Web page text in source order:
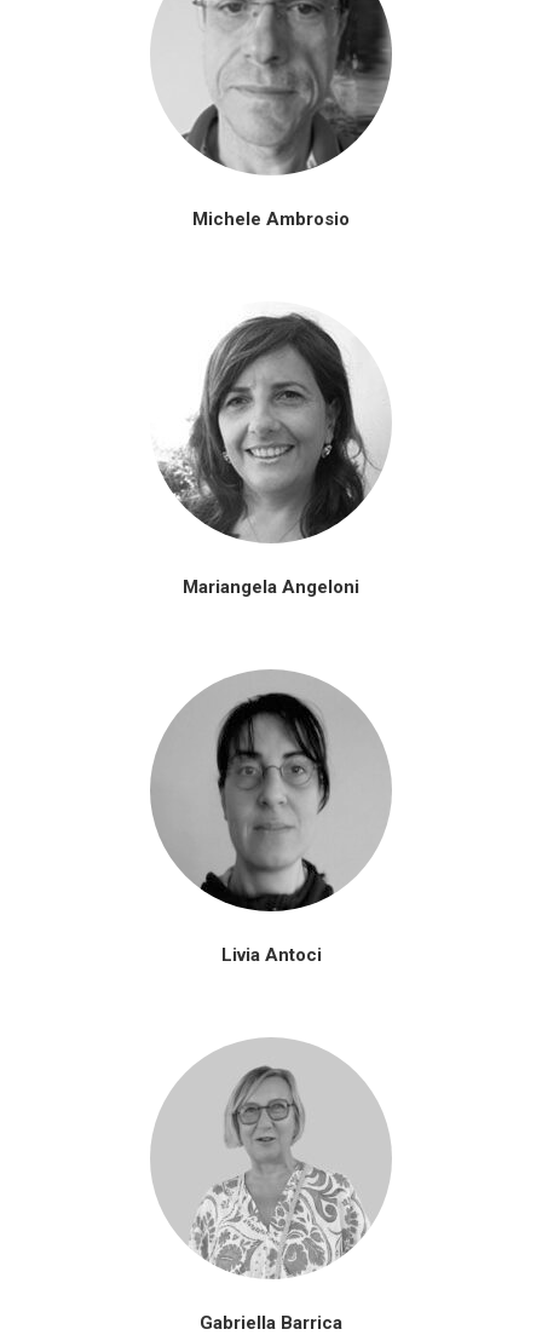
Michele Ambrosio
Mariangela Angeloni
Livia Antoci
Gabriella Barrica